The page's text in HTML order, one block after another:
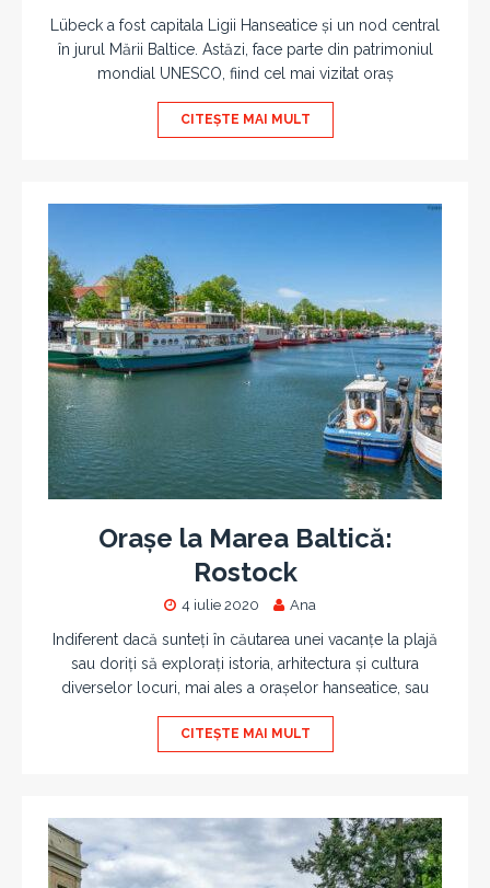
Lübeck a fost capitala Ligii Hanseatice și un nod central
în jurul Mării Baltice. Astăzi, face parte din patrimoniul
mondial UNESCO, fiind cel mai vizitat oraș
CITEȘTE MAI MULT
Orașe la Marea Baltică:
Rostock
4 iulie 2020 Ana
Indiferent dacă sunteți în căutarea unei vacanțe la plajă
sau doriți să explorați istoria, arhitectura și cultura
diverselor locuri, mai ales a orașelor hanseatice, sau
CITEȘTE MAI MULT